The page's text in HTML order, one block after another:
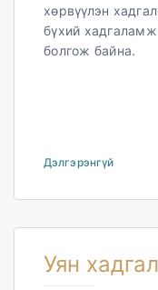
хөрвүүлэн
бүхий
болгож байна.
Дэлгэрэнгүй
Уян